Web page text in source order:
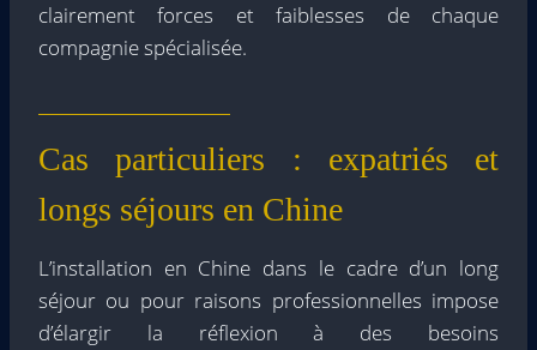
clairement forces et faiblesses de chaque
compagnie spécialisée.
Cas particuliers : expatriés et
longs séjours en Chine
L’installation en Chine dans le cadre d’un long
séjour ou pour raisons professionnelles impose
d’élargir la réflexion à des besoins